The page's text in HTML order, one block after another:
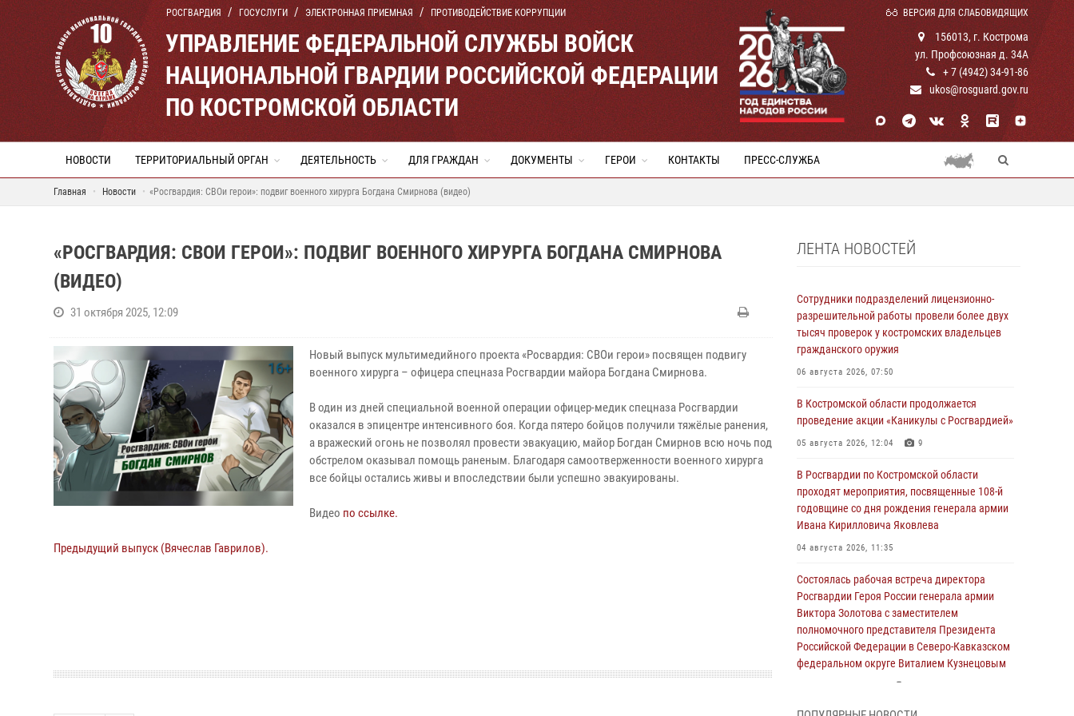
РОСГВАРДИЯ ГОСУСЛУГИ ЭЛЕКТРОННАЯ ПРИЕМНАЯ ПРОТИВОДЕЙСТВИЕ КОРРУПЦИИ ВЕРСИЯ ДЛЯ СЛАБОВИДЯЩИХ
УПРАВЛЕНИЕ ФЕДЕРАЛЬНОЙ СЛУЖБЫ ВОЙСК
НАЦИОНАЛЬНОЙ ГВАРДИИ РОССИЙСКОЙ ФЕДЕРАЦИИ
ПО КОСТРОМСКОЙ ОБЛАСТИ
156013, г. Кострома
ул. Профсоюзная д. 34А
+ 7 (4942) 34-91-86
ukos@rosguard.gov.ru
НОВОСТИ ТЕРРИТОРИАЛЬНЫЙ ОРГАН ДЕЯТЕЛЬНОСТЬ ДЛЯ ГРАЖДАН ДОКУМЕНТЫ ГЕРОИ КОНТАКТЫ ПРЕСС-СЛУЖБА
Главная Новости «Росгвардия: СВОи герои»: подвиг военного хирурга Богдана Смирнова (видео)
«РОСГВАРДИЯ: СВОИ ГЕРОИ»: ПОДВИГ ВОЕННОГО ХИРУРГА БОГДАНА СМИРНОВА
(ВИДЕО)
31 октября 2025, 12:09
Новый выпуск мультимедийного проекта «Росвардия: СВОи герои» посвящен подвигу
военного хирурга – офицера спецназа Росгвардии майора Богдана Смирнова.
В один из дней специальной военной операции офицер-медик спецназа Росгвардии
оказался в эпицентре интенсивного боя. Когда пятеро бойцов получили тяжёлые ранения,
а вражеский огонь не позволял провести эвакуацию, майор Богдан Смирнов всю ночь под
обстрелом оказывал помощь раненым. Благодаря самоотверженности военного хирурга
все бойцы остались живы и впоследствии были успешно эвакуированы.
Видео по ссылке.
Предыдущий выпуск (Вячеслав Гаврилов).
ЛЕНТА НОВОСТЕЙ
Сотрудники подразделений лицензионно-
разрешительной работы провели более двух
тысяч проверок у костромских владельцев
гражданского оружия
06 августа 2026, 07:50
В Костромской области продолжается
проведение акции «Каникулы с Росгвардией»
05 августа 2026, 12:04 9
В Росгвардии по Костромской области
проходят мероприятия, посвященные 108-й
годовщине со дня рождения генерала армии
Ивана Кирилловича Яковлева
04 августа 2026, 11:35
Состоялась рабочая встреча директора
Росгвардии Героя России генерала армии
Виктора Золотова с заместителем
полномочного представителя Президента
Российской Федерации в Северо-Кавказском
федеральном округе Виталием Кузнецовым